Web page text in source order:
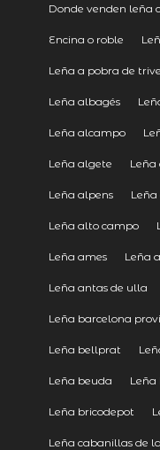
Donde venden leña
Encina o roble
Leña a pobra de
Leña albagés
Leña alcampo
Leña algete Leña
Leña alpens
Leña alto campo
Leña ames Leña
Leña antas de ulla
Leña barcelona
Leña bellprat
Leña beuda Leña
Leña bricodepot
Leña cabanillas de